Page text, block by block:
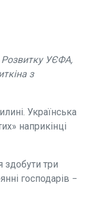
Розвитку УЄФА,
з
Українська
наприкінці
здобути три
господарів −